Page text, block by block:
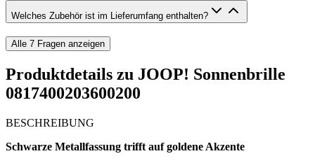
Welches Zubehör ist im Lieferumfang enthalten?
Alle 7 Fragen anzeigen
Produktdetails zu JOOP! Sonnenbrille
0817400203600200
BESCHREIBUNG
Schwarze Metallfassung trifft auf goldene Akzente